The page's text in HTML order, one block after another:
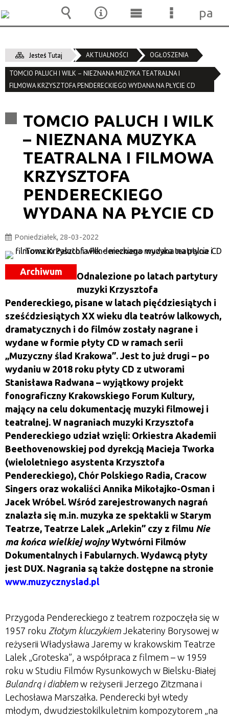
Jesteś Tutaj AKTUALNOŚCI OGŁOSZENIA
TOMCIO PALUCH I WILK – NIEZNANA MUZYKA TEATRALNA I
FILMOWA KRZYSZTOFA PENDERECKIEGO WYDANA NA PŁYCIE CD
TOMCIO PALUCH I WILK
– NIEZNANA MUZYKA
TEATRALNA I FILMOWA
KRZYSZTOFA
PENDERECKIEGO
WYDANA NA PŁYCIE CD
Poniedziałek, 28-03-2022
Archiwum
Odnalezione po latach partytury
muzyki Krzysztofa
Pendereckiego, pisane w latach pięćdziesiątych i
sześćdziesiątych XX wieku dla teatrów lalkowych,
dramatycznych i do filmów zostały nagrane i
wydane w formie płyty CD w ramach serii
„Muzyczny ślad Krakowa”. Jest to już drugi – po
wydaniu w 2018 roku płyty CD z utworami
Stanisława Radwana – wyjątkowy projekt
fonograficzny Krakowskiego Forum Kultury,
mający na celu dokumentację muzyki filmowej i
teatralnej. W nagraniach muzyki Krzysztofa
Pendereckiego udział wzięli: Orkiestra Akademii
Beethovenowskiej pod dyrekcją Macieja Tworka
(wieloletniego asystenta Krzysztofa
Pendereckiego), Chór Polskiego Radia, Cracow
Singers oraz wokaliści Annika Mikołajko-Osman i
Jacek Wróbel. Wśród zarejestrowanych nagrań
znalazła się m.in. muzyka ze spektakli w Starym
Teatrze, Teatrze Lalek „Arlekin” czy z filmu Nie
ma końca wielkiej wojnyWytwórni Filmów
Dokumentalnych i Fabularnych. Wydawcą płyty
jest DUX. Nagrania są także dostępne na stronie
www.muzycznyslad.pl
Przygoda Pendereckiego z teatrem rozpoczęła się w
1957 roku Złotym kluczykiem Jekateriny Borysowej w
reżyserii Władysława Jaremy w krakowskim Teatrze
Lalek „Groteska”, a współpraca z filmem – w 1959
roku w Studiu Filmów Rysunkowych w Bielsku-Białej
Bulandrą i diabłem w reżyserii Jerzego Zitzmana i
Lechosława Marszałka. Penderecki był wtedy
młodym, dwudziestokilkuletnim kompozytorem „na
Wyszukiwarka
Narzędzia
MenuMenu